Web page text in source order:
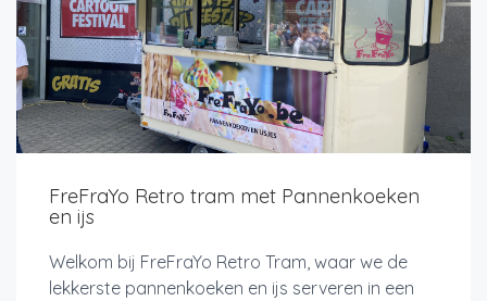
FreFraYo Retro tram met Pannenkoeken
en ijs
Welkom bij FreFraYo Retro Tram, waar we de
lekkerste pannenkoeken en ijs serveren in een